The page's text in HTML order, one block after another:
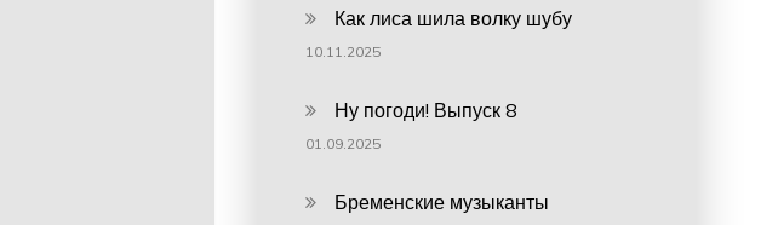
Как лиса шила волку шубу
10.11.2025
Ну погоди! Выпуск 8
01.09.2025
Бременские музыканты